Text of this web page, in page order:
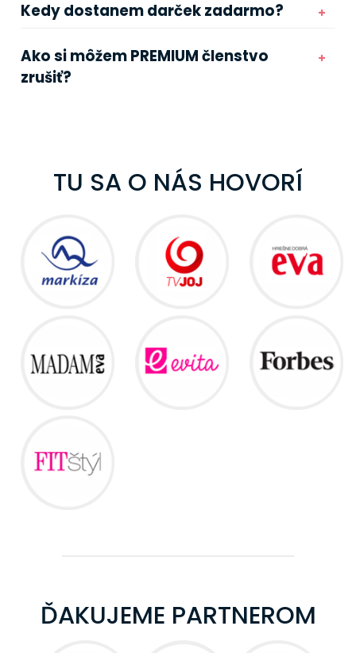
Kedy dostanem darček zadarmo?
Ako si môžem PREMIUM členstvo
zrušiť?
TU SA O NÁS HOVORÍ
ĎAKUJEME PARTNEROM